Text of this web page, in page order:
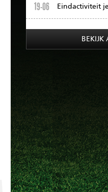
19-06 Eindactiviteit
BEKIJK